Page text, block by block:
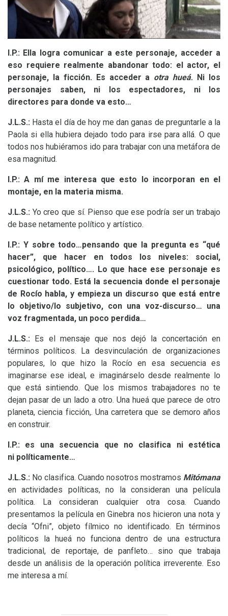
I.P.: Ella logra comunicar a este personaje, acceder a
eso requiere realmente abandonar todo: el actor, el
personaje, la ficción. Es acceder a otra hueá. Ni los
personajes saben, ni los espectadores, ni los
directores para donde va esto…
J.L.S.: Hasta el día de hoy me dan ganas de preguntarle a la
Paola si ella hubiera dejado todo para irse para allá. O que
todos nos hubiéramos ido para trabajar con una metáfora de
esa magnitud.
I.P.: A mí me interesa que esto lo incorporan en el
montaje, en la materia misma.
J.L.S.: Yo creo que sí. Pienso que ese podría ser un trabajo
de base netamente político y artístico.
I.P.: Y sobre todo…pensando que la pregunta es “qué
hacer”, que hacer en todos los niveles: social,
psicológico, político…. Lo que hace ese personaje es
cuestionar todo. Está la secuencia donde el personaje
de Rocío habla, y empieza un discurso que está entre
lo objetivo/lo subjetivo, con una voz-discurso… una
voz fragmentada, un poco perdida…
J.L.S.: Es el mensaje que nos dejó la concertación en
términos políticos. La desvinculación de organizaciones
populares, lo que hizo la Rocío en esa secuencia es
imaginarse ese ideal, e imaginárselo desde realmente lo
que está sintiendo. Que los mismos trabajadores no te
dejan pasar de un lado a otro. Una hueá que parece de otro
planeta, ciencia ficción,. Una carretera que se demoro años
en construir.
I.P.: es una secuencia que no clasifica ni estética
ni políticamente…
J.L.S.: No clasifica. Cuando nosotros mostramos Mitómana
en actividades políticas, no la consideran una película
política. La consideran cualquier otra cosa. Cuando
presentamos la película en Ginebra nos hicieron una nota y
decía “Ofni”, objeto fílmico no identificado. En términos
políticos la hueá no funciona dentro de una estructura
tradicional, de reportaje, de panfleto… sino que trabaja
desde un análisis de la operación política irreverente. Eso
me interesa a mí.